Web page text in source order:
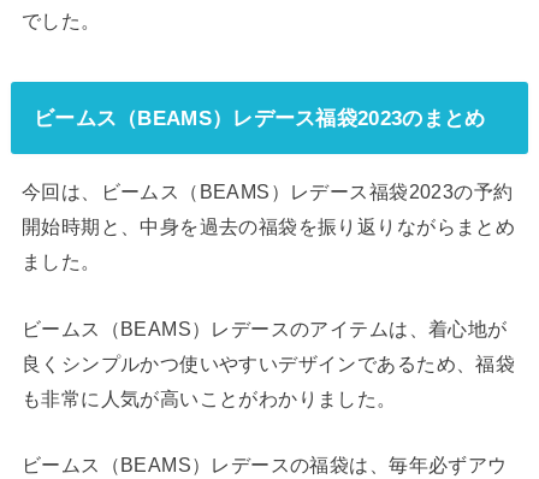
でした。
ビームス（BEAMS）レデース福袋2023のまとめ
今回は、ビームス（BEAMS）レデース福袋2023の予約
開始時期と、中身を過去の福袋を振り返りながらまとめ
ました。
ビームス（BEAMS）レデースのアイテムは、着心地が
良くシンプルかつ使いやすいデザインであるため、福袋
も非常に人気が高いことがわかりました。
ビームス（BEAMS）レデースの福袋は、毎年必ずアウ